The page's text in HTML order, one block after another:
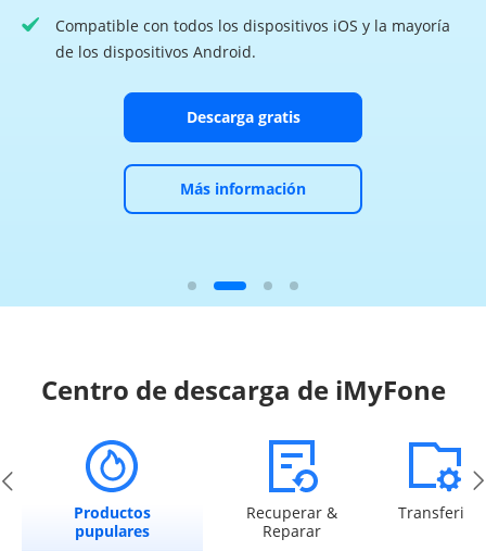
Compatible con todos los dispositivos iOS y la mayoría
de los dispositivos Android.
Descarga gratis
Más información
Centro de descarga de iMyFone
Productos
pupulares
Recuperar &
Reparar
Transferir